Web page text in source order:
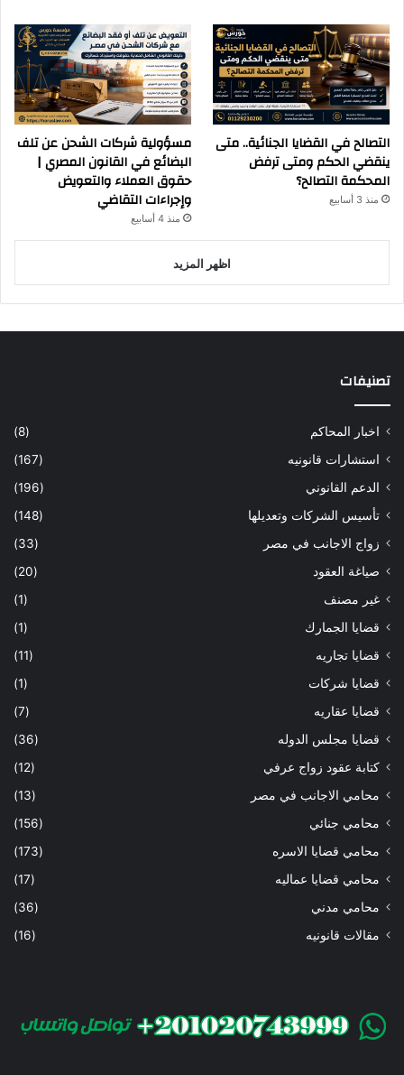
التصالح في القضايا الجنائية.. متى
ينقضي الحكم ومتى ترفض
المحكمة التصالح؟
منذ 3 أسابيع
مسؤولية شركات الشحن عن تلف
البضائع في القانون المصري |
حقوق العملاء والتعويض
وإجراءات التقاضي
منذ 4 أسابيع
اظهر المزيد
تصنيفات
اخبار المحاكم
(8)
استشارات قانونيه
(167)
الدعم القانوني
(196)
تأسيس الشركات وتعديلها
(148)
زواج الاجانب في مصر
(33)
صياغة العقود
(20)
غير مصنف
(1)
قضايا الجمارك
(1)
قضايا تجاريه
(11)
قضايا شركات
(1)
قضايا عقاريه
(7)
قضايا مجلس الدوله
(36)
كتابة عقود زواج عرفي
(12)
محامي الاجانب في مصر
(13)
محامي جنائي
(156)
محامي قضايا الاسره
(173)
محامي قضايا عماليه
(17)
محامي مدني
(36)
مقالات قانونيه
(16)